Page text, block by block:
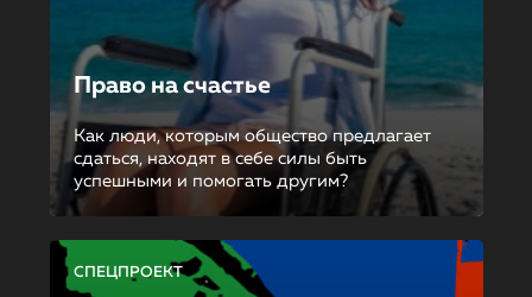
Право на счастье
Как люди, которым общество предлагает
сдаться, находят в себе силы быть
успешными и помогать другим?
СПЕЦПРОЕКТ